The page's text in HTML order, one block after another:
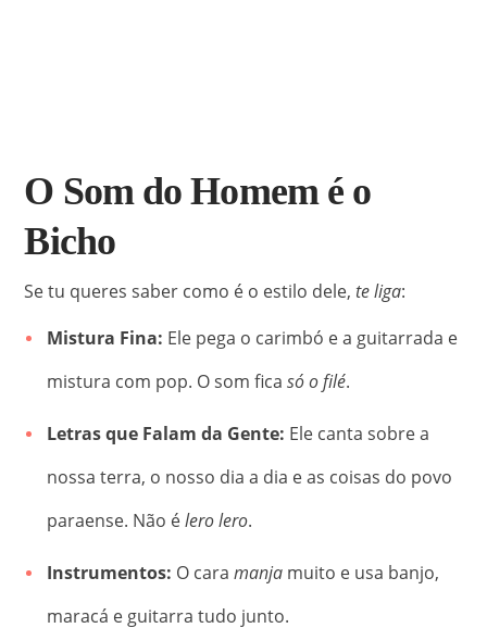
O Som do Homem é o
Bicho
Se tu queres saber como é o estilo dele,te liga:
Mistura Fina: Ele pega o carimbó e a guitarrada e
mistura com pop. O som ficasó o filé.
Letras que Falam da Gente: Ele canta sobre a
nossa terra, o nosso dia a dia e as coisas do povo
paraense. Não élero lero.
Instrumentos: O caramanja muito e usa banjo,
maracá e guitarra tudo junto.